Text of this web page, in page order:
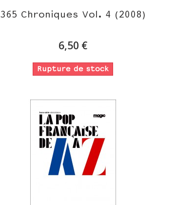
365 Chroniques Vol. 4 (2008)
6,50 €
Rupture de stock